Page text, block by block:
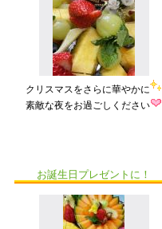
クリスマスをさらに華やかに
素敵な夜をお過ごしください
お誕生日プレゼントに！